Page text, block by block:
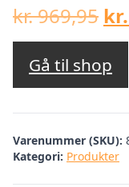
kr.969,95
pris
var:
kr.
kr.
Gå til shop
Varenummer (SKU):
Kategori: Produkter